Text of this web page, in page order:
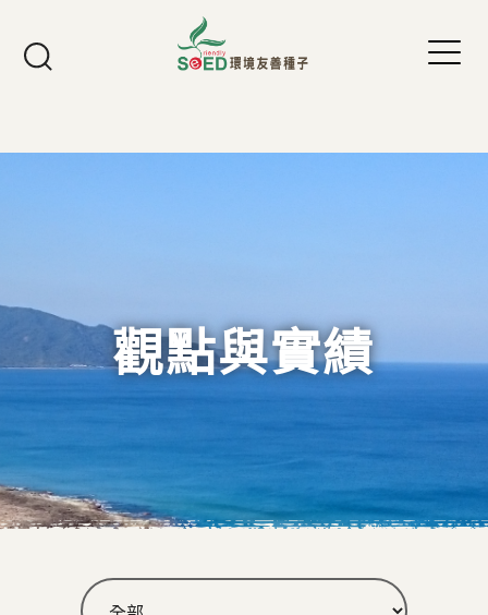
Jump to Navigation
Jump to Main content
觀點與實績